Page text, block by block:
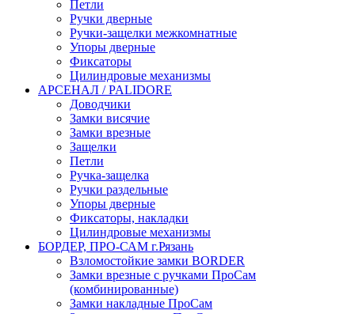
Петли
Ручки дверные
Ручки-защелки межкомнатные
Упоры дверные
Фиксаторы
Цилиндровые механизмы
АРСЕНАЛ / PALIDORE
Доводчики
Замки висячие
Замки врезные
Защелки
Петли
Ручка-защелка
Ручки раздельные
Упоры дверные
Фиксаторы, накладки
Цилиндровые механизмы
БОРДЕР, ПРО-САМ г.Рязань
Взломостойкие замки BORDER
Замки врезные с ручками ПроСам
(комбинированные)
Замки накладные ПроСам